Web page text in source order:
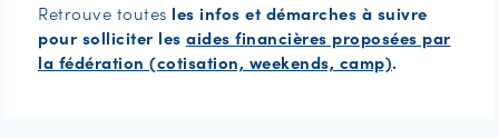
Retrouve toutes les infos et démarches à suivre
pour solliciter les aides financières proposées par
la fédération (cotisation, weekends, camp).